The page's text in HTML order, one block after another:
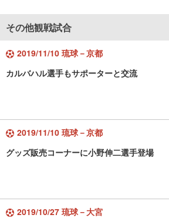
その他観戦試合
2019/11/10 琉球－京都
カルバハル選手もサポーターと交流
2019/11/10 琉球－京都
グッズ販売コーナーに小野伸二選手登場
2019/10/27 琉球－大宮